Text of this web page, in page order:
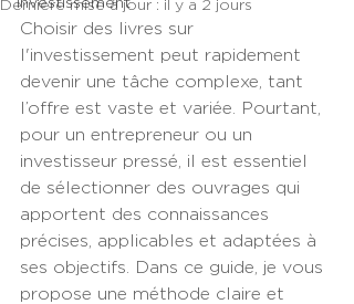
Dernière mise à jour : il y a 2 jours
Choisir des livres sur
l'investissement peut rapidement
devenir une tâche complexe, tant
l’offre est vaste et variée. Pourtant,
pour un entrepreneur ou un
investisseur pressé, il est essentiel
de sélectionner des ouvrages qui
apportent des connaissances
précises, applicables et adaptées à
ses objectifs. Dans ce guide, je vous
propose une méthode claire et